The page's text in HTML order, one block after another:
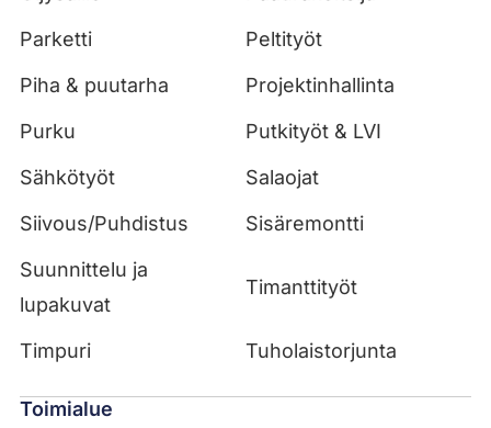
Parketti
Peltityöt
Piha & puutarha
Projektinhallinta
Purku
Putkityöt & LVI
Sähkötyöt
Salaojat
Siivous/Puhdistus
Sisäremontti
Suunnittelu ja
lupakuvat
Timanttityöt
Timpuri Tuholaistorjunta
Toimialue